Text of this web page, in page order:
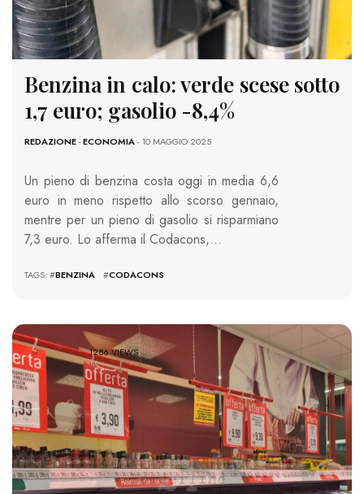
Benzina in calo: verde scese sotto
1,7 euro; gasolio -8,4%
REDAZIONE-ECONOMIA- 10 MAGGIO 2025
Un pieno di benzina costa oggi in media 6,6
euro in meno rispetto allo scorso gennaio,
mentre per un pieno di gasolio si risparmiano
7,3 euro. Lo afferma il Codacons,…
TAGS: #BENZINA #CODACONS
1286 VIEWS